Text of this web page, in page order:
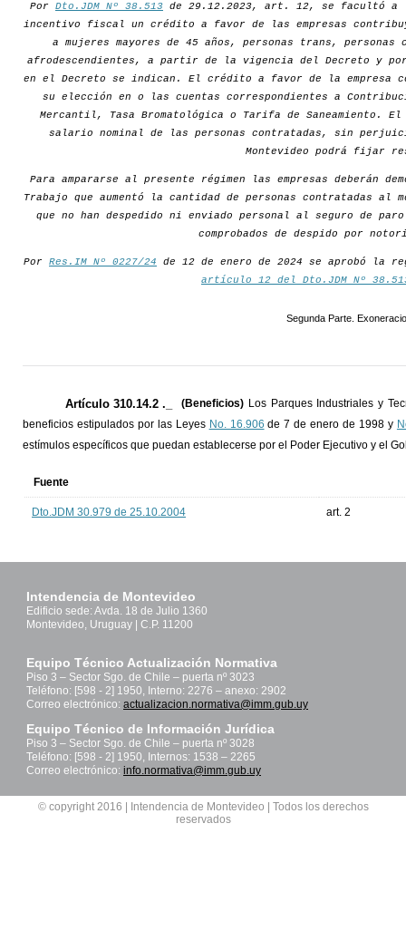
Por Dto.JDM Nº 38.513 de 29.12.2023, art. 12, se facultó a
incentivo fiscal un crédito a favor de las empresas
a mujeres mayores de 45 años, personas trans,
afrodescendientes, a partir de la vigencia del Decreto y
en el Decreto se indican. El crédito a favor de la empresa
su elección en o las cuentas correspondientes a
Mercantil, Tasa Bromatológica o Tarifa de Saneamiento.
salario nominal de las personas contratadas, sin
Montevideo podrá fijar
Para ampararse al presente régimen las empresas deberán
Trabajo que aumentó la cantidad de personas contratadas
que no han despedido ni enviado personal al seguro de
comprobados de despido por
Por Res.IM Nº 0227/24 de 12 de enero de 2024 se aprobó la
artículo 12 del Dto.JDM Nº
Segunda Parte.
Artículo 310.14.2 ._ (Beneficios) Los Parques Industriales y
beneficios estipulados por las Leyes No. 16.906 de 7 de enero de 1998 y
estímulos específicos que puedan establecerse por el Poder Ejecutivo y el
Fuente
Dto.JDM 30.979 de 25.10.2004 art. 2
Intendencia de Montevideo
Edificio sede: Avda. 18 de Julio 1360
Montevideo, Uruguay | C.P. 11200
Equipo Técnico Actualización Normativa
Piso 3 – Sector Sgo. de Chile – puerta nº 3023
Teléfono: [598 - 2] 1950, Interno: 2276 – anexo: 2902
Correo electrónico: actualizacion.normativa@imm.gub.uy
Equipo Técnico de Información Jurídica
Piso 3 – Sector Sgo. de Chile – puerta nº 3028
Teléfono: [598 - 2] 1950, Internos: 1538 – 2265
Correo electrónico: info.normativa@imm.gub.uy
© copyright 2016 | Intendencia de Montevideo | Todos los derechos
reservados